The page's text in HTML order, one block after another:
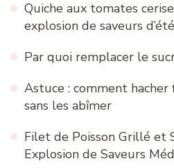
Quiche aux tomates
explosion de saveurs d’été
Par quoi remplacer le
Astuce : comment
sans les abîmer
Filet de Poisson Grillé et
Explosion de Saveurs